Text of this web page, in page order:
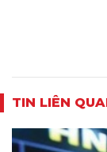
TIN LIÊN